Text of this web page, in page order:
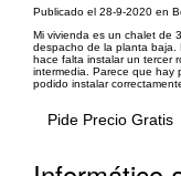
Publicado el 28-9-2020 en
Mi vivienda es un chalet de
despacho de la planta baja.
hace falta instalar un tercer
intermedia. Parece que hay
podido instalar
Pide Precio Gratis